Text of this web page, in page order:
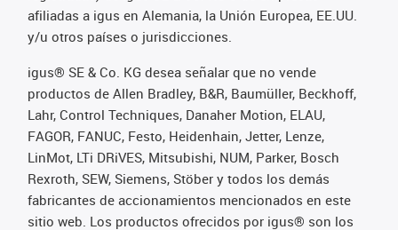
afiliadas a igus en Alemania, la Unión Europea, EE.UU.
y/u otros países o jurisdicciones.
igus® SE & Co. KG desea señalar que no vende
productos de Allen Bradley, B&R, Baumüller, Beckhoff,
Lahr, Control Techniques, Danaher Motion, ELAU,
FAGOR, FANUC, Festo, Heidenhain, Jetter, Lenze,
LinMot, LTi DRiVES, Mitsubishi, NUM, Parker, Bosch
Rexroth, SEW, Siemens, Stöber y todos los demás
fabricantes de accionamientos mencionados en este
sitio web. Los productos ofrecidos por igus® son los